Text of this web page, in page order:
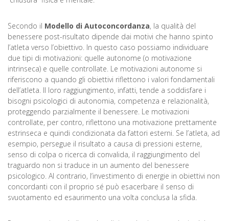
Secondo il Modello di Autoconcordanza, la qualità del
benessere post-risultato dipende dai motivi che hanno spinto
l’atleta verso l’obiettivo. In questo caso possiamo individuare
due tipi di motivazioni: quelle autonome (o motivazione
intrinseca) e quelle controllate. Le motivazioni autonome si
riferiscono a quando gli obiettivi riflettono i valori fondamentali
dell’atleta. Il loro raggiungimento, infatti, tende a soddisfare i
bisogni psicologici di autonomia, competenza e relazionalità,
proteggendo parzialmente il benessere. Le motivazioni
controllate, per contro, riflettono una motivazione prettamente
estrinseca e quindi condizionata da fattori esterni. Se l’atleta, ad
esempio, persegue il risultato a causa di pressioni esterne,
senso di colpa o ricerca di convalida, il raggiungimento del
traguardo non si traduce in un aumento del benessere
psicologico. Al contrario, l’investimento di energie in obiettivi non
concordanti con il proprio sé può esacerbare il senso di
svuotamento ed esaurimento una volta conclusa la sfida.